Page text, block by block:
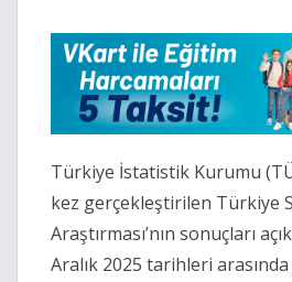
Türkiye İstatistik Kurumu
kez gerçekleştirilen Türkiye
Araştırması’nın sonuçları
Aralık 2025 tarihleri arasında